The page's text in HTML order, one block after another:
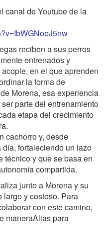
canal de Youtube de la
reciben a sus perros
entrenados y
en el que aprenden
la forma de
Morena, esa experiencia
parte del entrenamiento
etapa del crecimiento
cachorro y, desde
fortaleciendo un lazo
técnico y que se basa en
compartida.
junto a Morena y su
largo y costoso. Para
con este camino,
maneraAlias para